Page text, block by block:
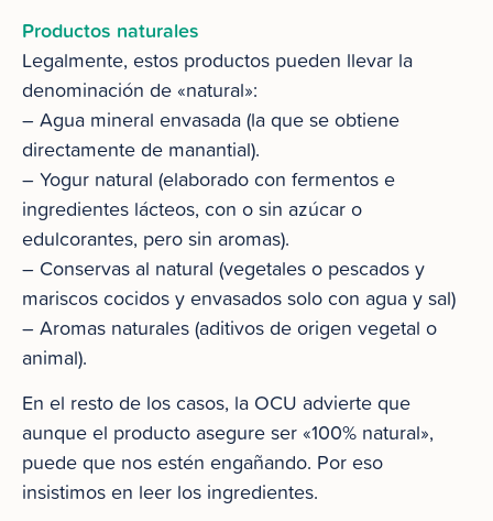
Productos naturales
Legalmente, estos productos pueden llevar la
denominación de «natural»:
– Agua mineral envasada (la que se obtiene
directamente de manantial).
– Yogur natural (elaborado con fermentos e
ingredientes lácteos, con o sin azúcar o
edulcorantes, pero sin aromas).
– Conservas al natural (vegetales o pescados y
mariscos cocidos y envasados solo con agua y sal)
– Aromas naturales (aditivos de origen vegetal o
animal).
En el resto de los casos, la OCU advierte que
aunque el producto asegure ser «100% natural»,
puede que nos estén engañando. Por eso
insistimos en leer los ingredientes.